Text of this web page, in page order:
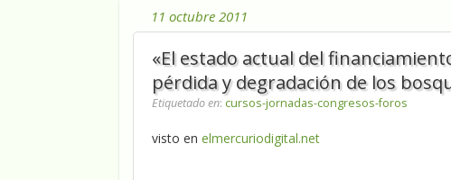
11 octubre 2011
«El estado actual del
pérdida y degradación de los
Etiquetado en: cursos-jornadas-congresos-foros
visto en elmercuriodigital.net